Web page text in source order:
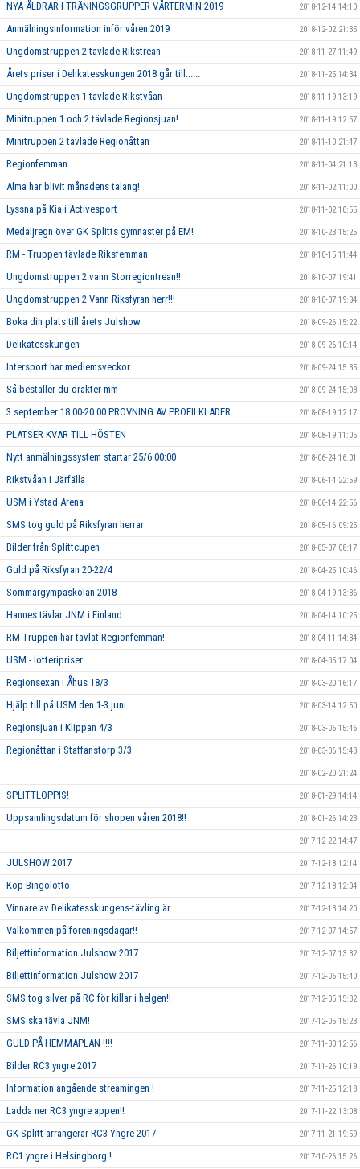
NYA ÅLDRAR I TRÄNINGSGRUPPER VÅRTERMIN 2019 2018-12-14 14:10
Anmälningsinformation inför våren 2019 2018-12-02 21:35
Ungdomstruppen 2 tävlade Rikstrean 2018-11-27 11:49
Årets priser i Delikatesskungen 2018 går till...... 2018-11-25 14:34
Ungdomstruppen 1 tävlade Rikstvåan 2018-11-19 13:19
Minitruppen 1 och 2 tävlade Regionsjuan! 2018-11-19 12:57
Minitruppen 2 tävlade Regionåttan 2018-11-10 21:47
Regionfemman 2018-11-04 21:13
Alma har blivit månadens talang! 2018-11-02 11:00
Lyssna på Kia i Activesport 2018-11-02 10:55
Medaljregn över GK Splitts gymnaster på EM! 2018-10-23 15:25
RM - Truppen tävlade Riksfemman 2018-10-15 11:44
Ungdomstruppen 2 vann Storregiontrean!! 2018-10-07 19:41
Ungdomstruppen 2 Vann Riksfyran herr!!! 2018-10-07 19:34
Boka din plats till årets Julshow 2018-09-26 15:22
Delikatesskungen 2018-09-26 10:14
Intersport har medlemsveckor 2018-09-24 15:35
Så beställer du dräkter mm 2018-09-24 15:08
3 september 18.00-20.00 PROVNING AV PROFILKLÄDER 2018-08-19 12:17
PLATSER KVAR TILL HÖSTEN 2018-08-19 11:05
Nytt anmälningssystem startar 25/6 00:00 2018-06-24 16:01
Rikstvåan i Järfälla 2018-06-14 22:59
USM i Ystad Arena 2018-06-14 22:56
SMS tog guld på Riksfyran herrar 2018-05-16 09:25
Bilder från Splittcupen 2018-05-07 08:17
Guld på Riksfyran 20-22/4 2018-04-25 10:46
Sommargympaskolan 2018 2018-04-19 13:36
Hannes tävlar JNM i Finland 2018-04-14 10:25
RM-Truppen har tävlat Regionfemman! 2018-04-11 14:34
USM - lotteripriser 2018-04-05 17:04
Regionsexan i Åhus 18/3 2018-03-20 16:17
Hjälp till på USM den 1-3 juni 2018-03-14 12:50
Regionsjuan i Klippan 4/3 2018-03-06 15:46
Regionåttan i Staffanstorp 3/3 2018-03-06 15:43
2018-02-20 21:24
SPLITTLOPPIS! 2018-01-29 14:14
Uppsamlingsdatum för shopen våren 2018!! 2018-01-26 14:23
2017-12-22 14:47
JULSHOW 2017 2017-12-18 12:14
Köp Bingolotto 2017-12-18 12:04
Vinnare av Delikatesskungens-tävling är ...... 2017-12-13 14:20
Välkommen på föreningsdagar!! 2017-12-07 14:57
Biljettinformation Julshow 2017 2017-12-07 13:32
Biljettinformation Julshow 2017 2017-12-06 15:40
SMS tog silver på RC för killar i helgen!! 2017-12-05 15:32
SMS ska tävla JNM! 2017-12-05 15:23
GULD PÅ HEMMAPLAN !!!! 2017-11-30 12:56
Bilder RC3 yngre 2017 2017-11-26 10:19
Information angående streamingen ! 2017-11-25 12:18
Ladda ner RC3 yngre appen!! 2017-11-22 13:08
GK Splitt arrangerar RC3 Yngre 2017 2017-11-21 19:59
RC1 yngre i Helsingborg ! 2017-10-26 15:26